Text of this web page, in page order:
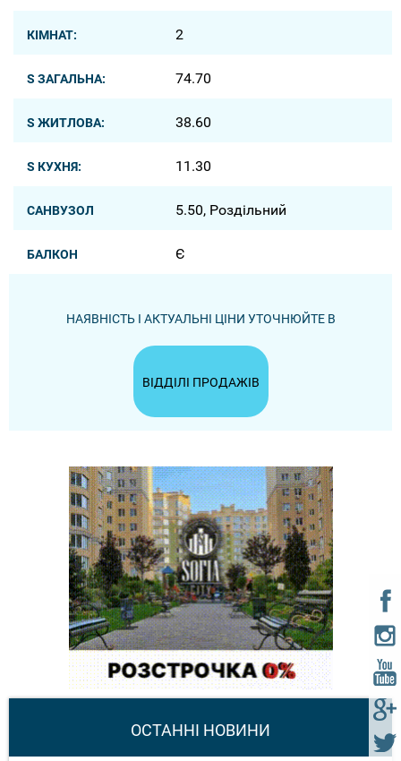
КІМНАТ: 2
S ЗАГАЛЬНА: 74.70
S ЖИТЛОВА: 38.60
S КУХНЯ: 11.30
САНВУЗОЛ 5.50, Роздільний
БАЛКОН Є
НАЯВНІСТЬ І АКТУАЛЬНІ ЦІНИ УТОЧНЮЙТЕ В
ВІДДІЛІ ПРОДАЖІВ
ОСТАННІ НОВИНИ